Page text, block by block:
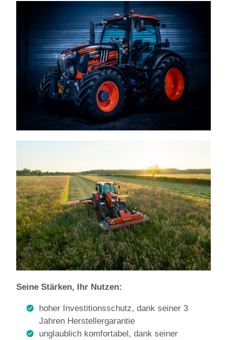
Seine Stärken, Ihr Nutzen:
hoher Investitionsschutz, dank seiner 3
Jahren Herstellergarantie
unglaublich komfortabel, dank seiner